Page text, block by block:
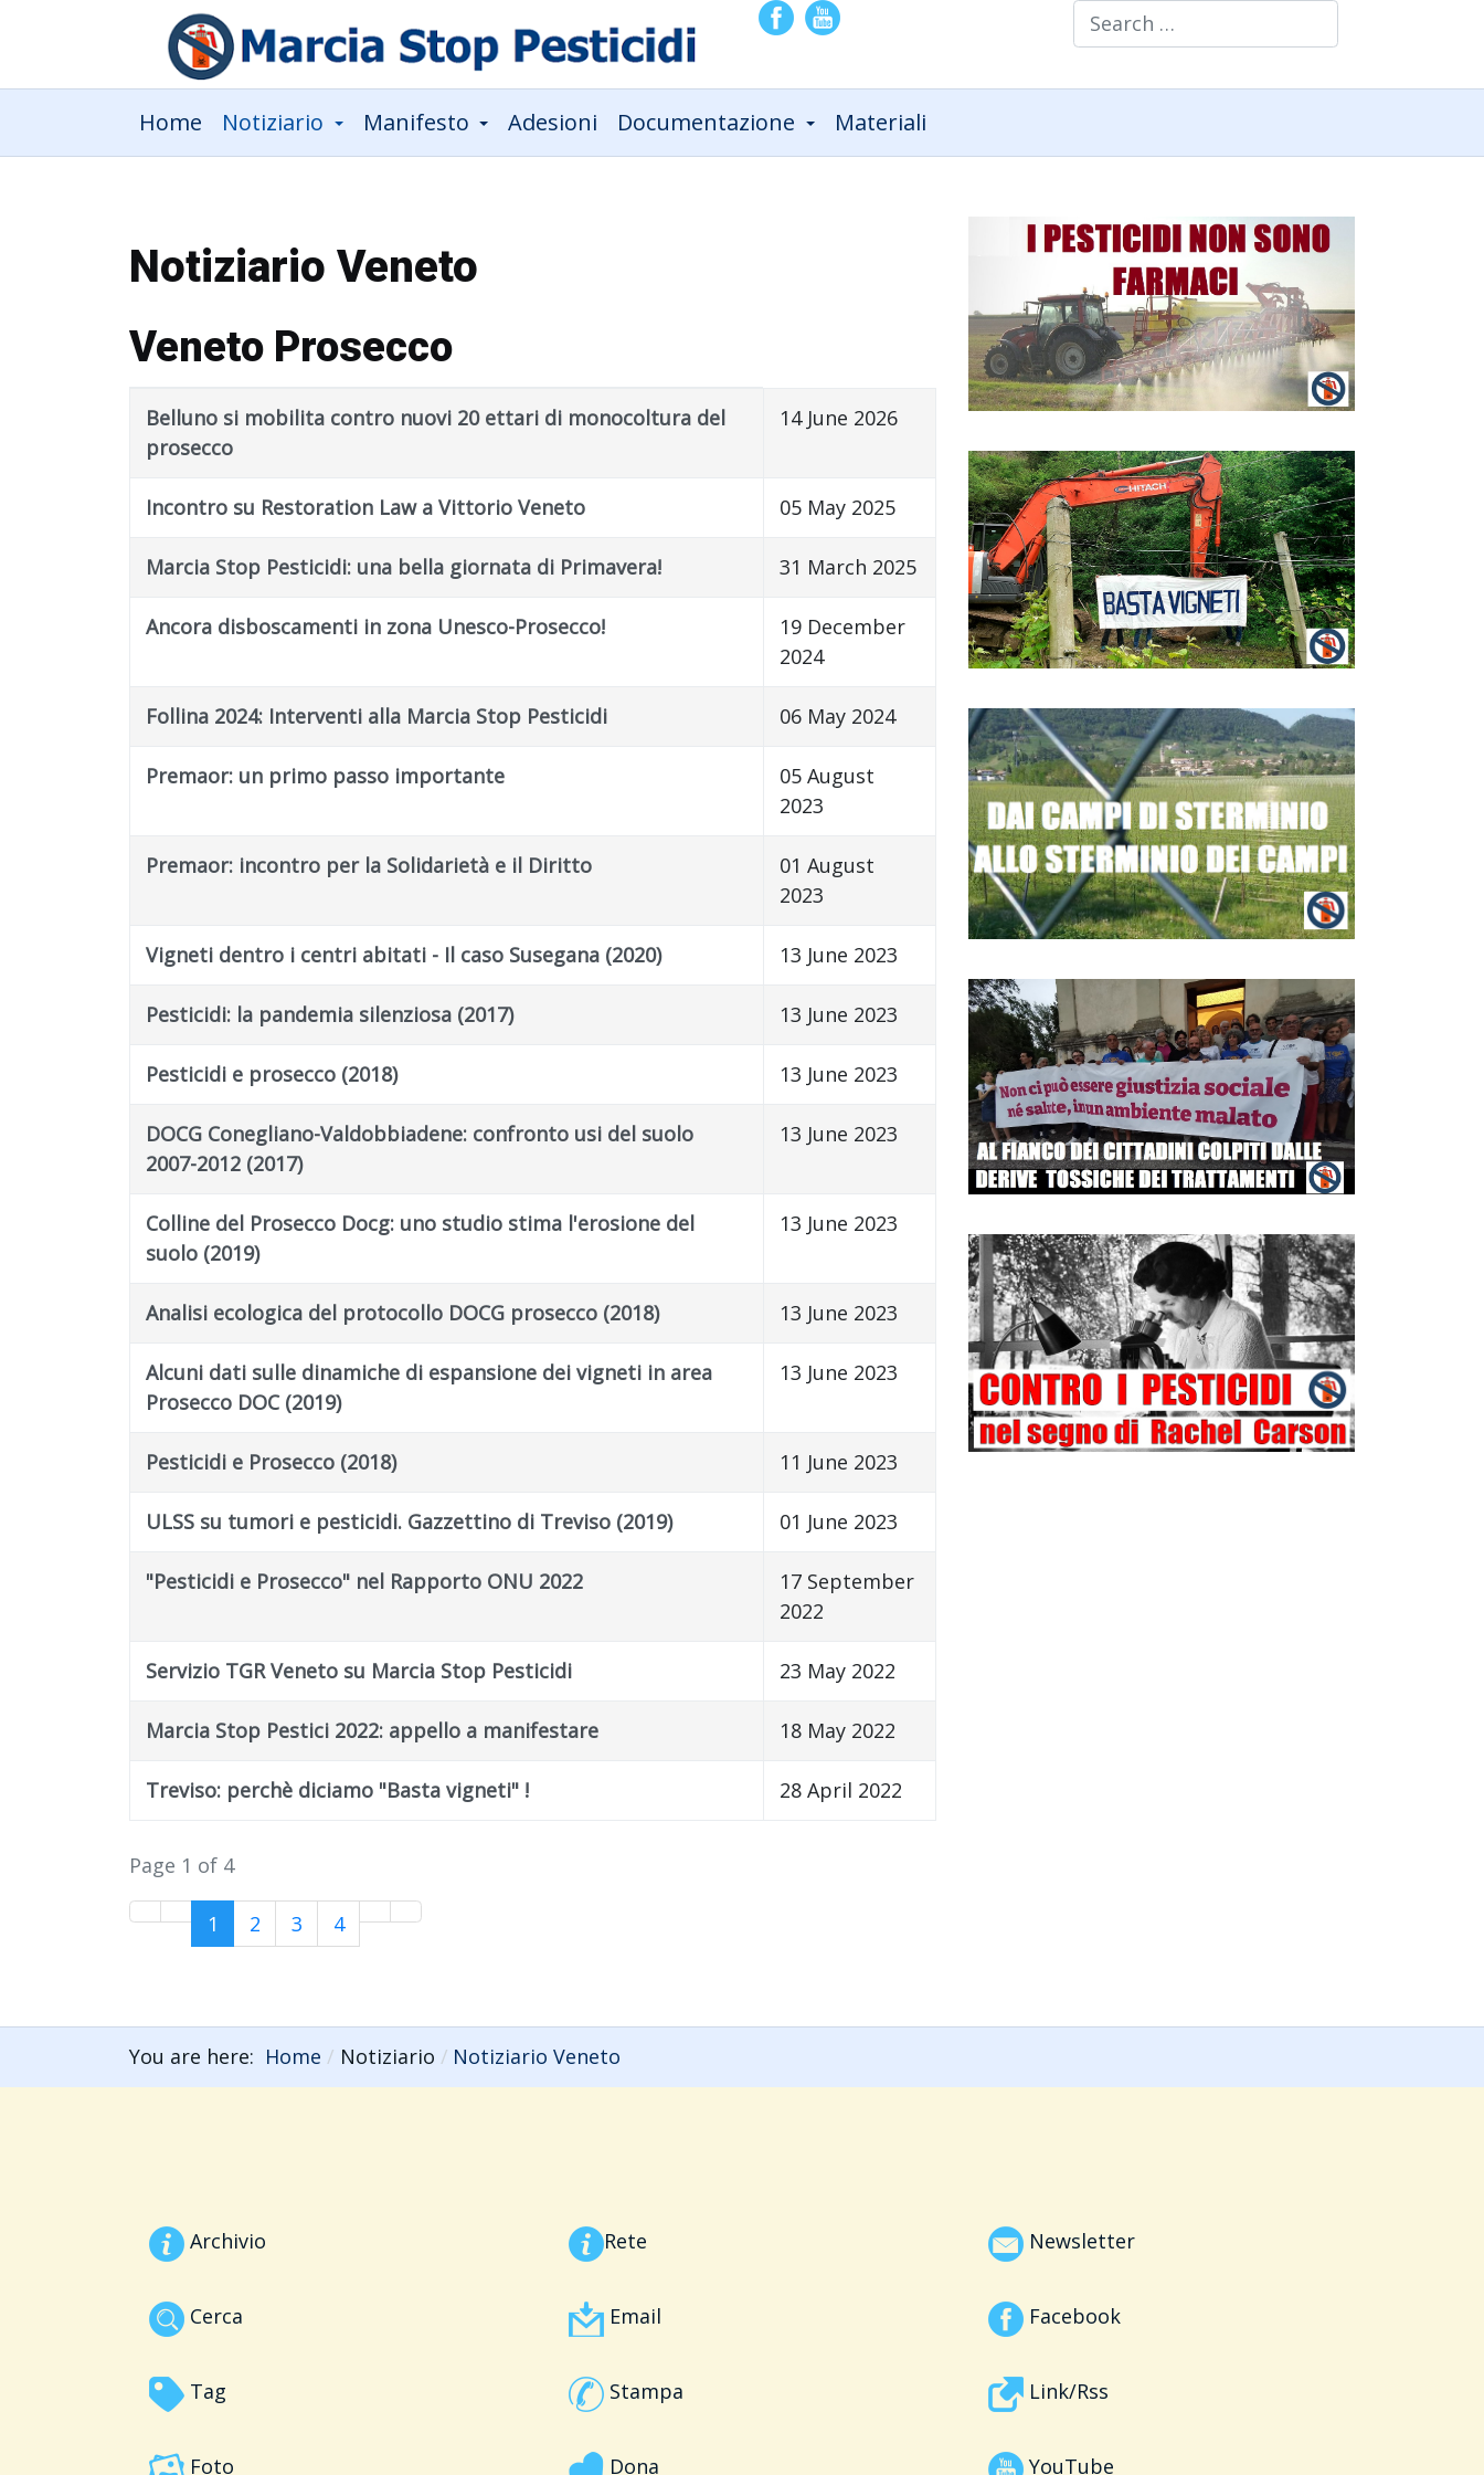
Search
Home Notiziario Manifesto Adesioni Documentazione Materiali
Notiziario Veneto
Veneto Prosecco
Title Published Date
Belluno si mobilita contro nuovi 20 ettari di monocoltura del
prosecco
14 June 2026
Incontro su Restoration Law a Vittorio Veneto 05 May 2025
Marcia Stop Pesticidi: una bella giornata di Primavera! 31 March 2025
Ancora disboscamenti in zona Unesco-Prosecco!
19 December
2024
Follina 2024: Interventi alla Marcia Stop Pesticidi 06 May 2024
Premaor: un primo passo importante
05 August
2023
Premaor: incontro per la Solidarietà e il Diritto
01 August
2023
Vigneti dentro i centri abitati - Il caso Susegana (2020) 13 June 2023
Pesticidi: la pandemia silenziosa (2017) 13 June 2023
Pesticidi e prosecco (2018) 13 June 2023
DOCG Conegliano-Valdobbiadene: confronto usi del suolo
2007-2012 (2017)
13 June 2023
Colline del Prosecco Docg: uno studio stima l'erosione del
suolo (2019)
13 June 2023
Analisi ecologica del protocollo DOCG prosecco (2018) 13 June 2023
Alcuni dati sulle dinamiche di espansione dei vigneti in area
Prosecco DOC (2019)
13 June 2023
Pesticidi e Prosecco (2018) 11 June 2023
ULSS su tumori e pesticidi. Gazzettino di Treviso (2019) 01 June 2023
"Pesticidi e Prosecco" nel Rapporto ONU 2022
17 September
2022
Servizio TGR Veneto su Marcia Stop Pesticidi 23 May 2022
Marcia Stop Pestici 2022: appello a manifestare 18 May 2022
Treviso: perchè diciamo "Basta vigneti" ! 28 April 2022
Page 1 of 4
1 2 3 4
You are here: Home Notiziario Notiziario Veneto
Archivio
Cerca
Tag
Foto
Rete
Email
Stampa
Dona
Newsletter
Facebook
Link/Rss
YouTube